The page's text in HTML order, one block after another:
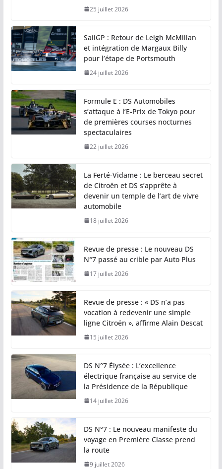
25 juillet 2026
SailGP : Retour de Leigh McMillan
et intégration de Margaux Billy
pour l’étape de Portsmouth
24 juillet 2026
Formule E : DS Automobiles
s’attaque à l’E-Prix de Tokyo pour
de premières courses nocturnes
spectaculaires
22 juillet 2026
La Ferté-Vidame : Le berceau secret
de Citroën et DS s’apprête à
devenir un temple de l’art de vivre
automobile
18 juillet 2026
Revue de presse : Le nouveau DS
N°7 passé au crible par Auto Plus
17 juillet 2026
Revue de presse : « DS n’a pas
vocation à redevenir une simple
ligne Citroën », affirme Alain Descat
15 juillet 2026
DS N°7 Élysée : L’excellence
électrique française au service de
la Présidence de la République
14 juillet 2026
DS N°7 : Le nouveau manifeste du
voyage en Première Classe prend
la route
9 juillet 2026